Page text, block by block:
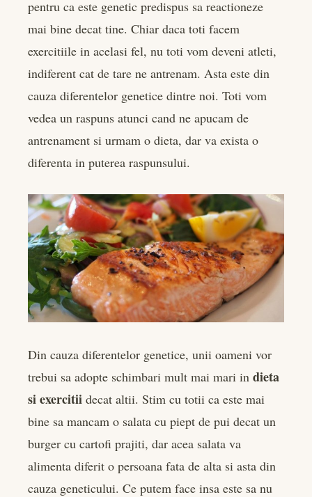
pentru ca este genetic predispus sa reactioneze
mai bine decat tine. Chiar daca toti facem
exercitiile in acelasi fel, nu toti vom deveni atleti,
indiferent cat de tare ne antrenam. Asta este din
cauza diferentelor genetice dintre noi. Toti vom
vedea un raspuns atunci cand ne apucam de
antrenament si urmam o dieta, dar va exista o
diferenta in puterea raspunsului.
Din cauza diferentelor genetice, unii oameni vor
trebui sa adopte schimbari mult mai mari in dieta
si exercitii decat altii. Stim cu totii ca este mai
bine sa mancam o salata cu piept de pui decat un
burger cu cartofi prajiti, dar acea salata va
alimenta diferit o persoana fata de alta si asta din
cauza geneticului. Ce putem face insa este sa nu